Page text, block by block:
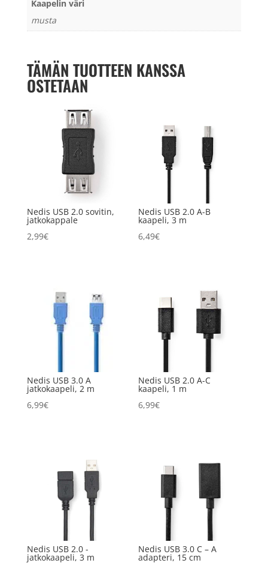
Kaapelin väri
musta
TÄMÄN TUOTTEEN KANSSA
OSTETAAN
Nedis USB 2.0 sovitin,
jatkokappale
2,99€
Nedis USB 2.0 A-B
kaapeli, 3 m
6,49€
Nedis USB 3.0 A
jatkokaapeli, 2 m
6,99€
Nedis USB 2.0 A-C
kaapeli, 1 m
6,99€
Nedis USB 2.0 -
jatkokaapeli, 3 m
Nedis USB 3.0 C – A
adapteri, 15 cm